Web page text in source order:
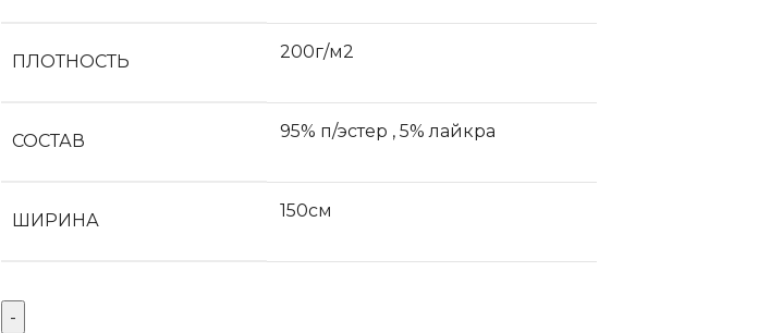
ПЛОТНОСТЬ 200г/м2
СОСТАВ 95% п/эстер ,5% лайкра
ШИРИНА 150см